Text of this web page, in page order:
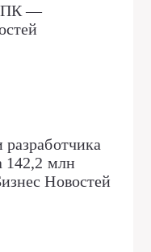
—
142,2 млн
Новостей